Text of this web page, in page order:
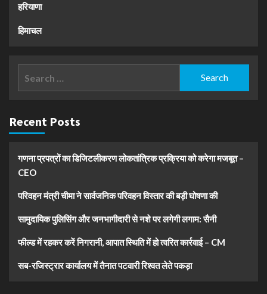
हरियाणा
हिमाचल
Recent Posts
गणना प्रपत्रों का डिजिटलीकरण लोकतांत्रिक प्रक्रिया को करेगा मजबूत –
CEO
परिवहन मंत्री चीमा ने सार्वजनिक परिवहन विस्तार की बड़ी घोषणा की
सामुदायिक पुलिसिंग और जनभागीदारी से नशे पर लगेगी लगाम: सैनी
फील्ड में रहकर करें निगरानी, आपात स्थिति में हो त्वरित कार्रवाई – CM
सब-रजिस्ट्रार कार्यालय में तैनात पटवारी रिश्वत लेते पकड़ा